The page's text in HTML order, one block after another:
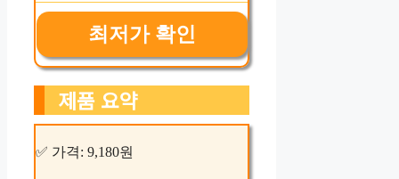
최저가 확인
제품 요약
✅ 가격: 9,180원